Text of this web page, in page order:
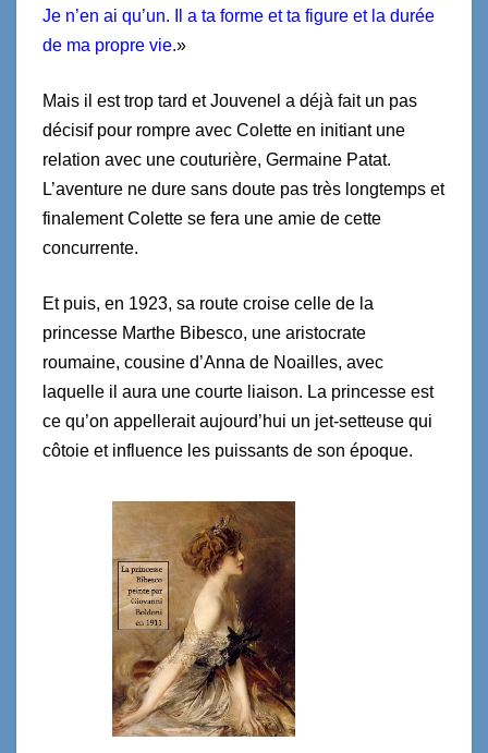
Je n’en ai qu’un. Il a ta forme et ta figure et la durée
de ma propre vie.»
Mais il est trop tard et Jouvenel a déjà fait un pas
décisif pour rompre avec Colette en initiant une
relation avec une couturière, Germaine Patat.
L’aventure ne dure sans doute pas très longtemps et
finalement Colette se fera une amie de cette
concurrente.
Et puis, en 1923, sa route croise celle de la
princesse Marthe Bibesco, une aristocrate
roumaine, cousine d’Anna de Noailles, avec
laquelle il aura une courte liaison. La princesse est
ce qu’on appellerait aujourd’hui un jet-setteuse qui
côtoie et influence les puissants de son époque.